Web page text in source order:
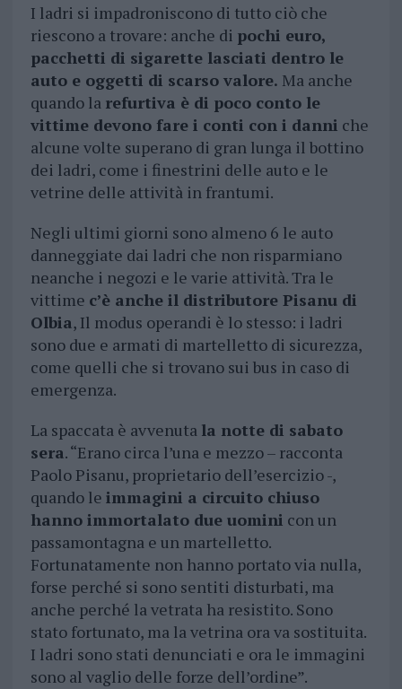
I ladri si impadroniscono di tutto ciò che
riescono a trovare: anche di pochi euro,
pacchetti di sigarette lasciati dentro le
auto e oggetti di scarso valore. Ma anche
quando la refurtiva è di poco conto le
vittime devono fare i conti con i danni che
alcune volte superano di gran lunga il bottino
dei ladri, come i finestrini delle auto e le
vetrine delle attività in frantumi.
Negli ultimi giorni sono almeno 6 le auto
danneggiate dai ladri che non risparmiano
neanche i negozi e le varie attività. Tra le
vittime c’è anche il distributore Pisanu di
Olbia, Il modus operandi è lo stesso: i ladri
sono due e armati di martelletto di sicurezza,
come quelli che si trovano sui bus in caso di
emergenza.
La spaccata è avvenuta la notte di sabato
sera. “Erano circa l’una e mezzo – racconta
Paolo Pisanu, proprietario dell’esercizio -,
quando le immagini a circuito chiuso
hanno immortalato due uomini con un
passamontagna e un martelletto.
Fortunatamente non hanno portato via nulla,
forse perché si sono sentiti disturbati, ma
anche perché la vetrata ha resistito. Sono
stato fortunato, ma la vetrina ora va sostituita.
I ladri sono stati denunciati e ora le immagini
sono al vaglio delle forze dell’ordine”.